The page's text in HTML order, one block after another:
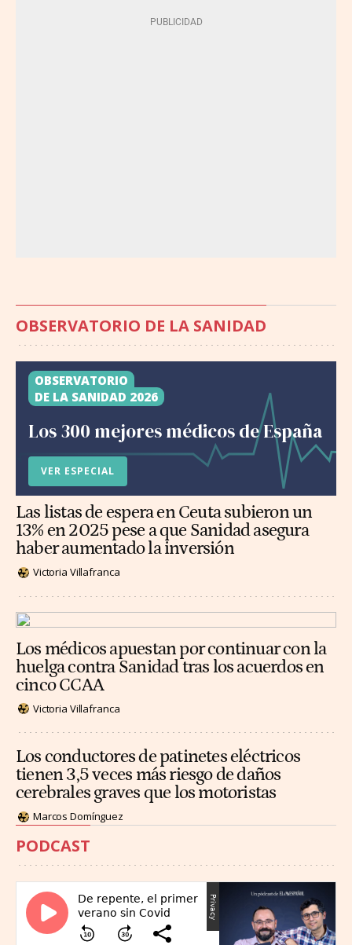
OBSERVATORIO DE LA SANIDAD
OBSERVATORIO
DE LA SANIDAD 2026
Los 300 mejores médicos de España
VER ESPECIAL
Las listas de espera en Ceuta subieron un
13% en 2025 pese a que Sanidad asegura
haber aumentado la inversión
Victoria Villafranca
Los médicos apuestan por continuar con la
huelga contra Sanidad tras los acuerdos en
cinco CCAA
Victoria Villafranca
Los conductores de patinetes eléctricos
tienen 3,5 veces más riesgo de daños
cerebrales graves que los motoristas
Marcos Domínguez
PODCAST